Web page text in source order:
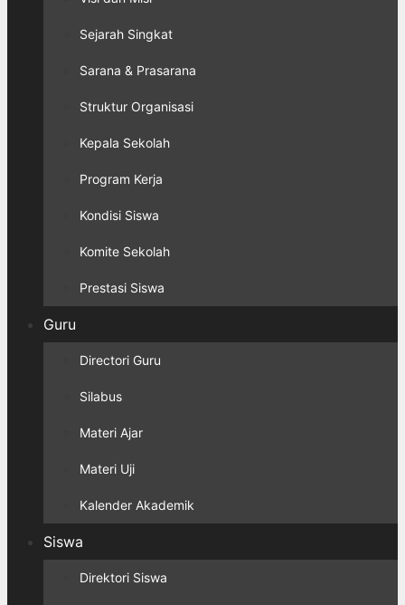
Sejarah Singkat
Sarana & Prasarana
Struktur Organisasi
Kepala Sekolah
Program Kerja
Kondisi Siswa
Komite Sekolah
Prestasi Siswa
Guru
Directori Guru
Silabus
Materi Ajar
Materi Uji
Kalender Akademik
Siswa
Direktori Siswa